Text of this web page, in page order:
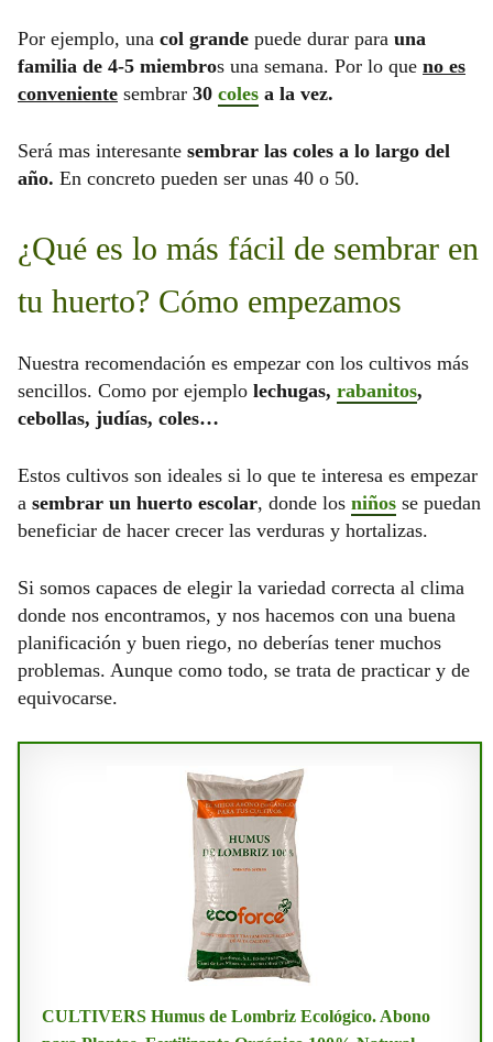
Por ejemplo, una col grande puede durar para una
familia de 4-5 miembros una semana. Por lo que no es
conveniente sembrar 30 coles a la vez.
Será mas interesante sembrar las coles a lo largo del
año. En concreto pueden ser unas 40 o 50.
¿Qué es lo más fácil de sembrar en
tu huerto? Cómo empezamos
Nuestra recomendación es empezar con los cultivos más
sencillos. Como por ejemplo lechugas, rabanitos,
cebollas, judías, coles…
Estos cultivos son ideales si lo que te interesa es empezar
a sembrar un huerto escolar, donde los niños se puedan
beneficiar de hacer crecer las verduras y hortalizas.
Si somos capaces de elegir la variedad correcta al clima
donde nos encontramos, y nos hacemos con una buena
planificación y buen riego, no deberías tener muchos
problemas. Aunque como todo, se trata de practicar y de
equivocarse.
CULTIVERS Humus de Lombriz Ecológico. Abono